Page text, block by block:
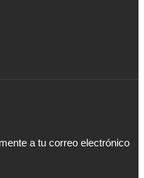
a tu correo electrónico